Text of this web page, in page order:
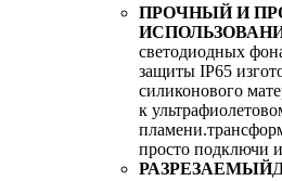
ПРОЧНЫЙ И
светодиодных
защиты IP65
силиконового
к
просто подключи
РАЗРЕЗАЕМЫЙ